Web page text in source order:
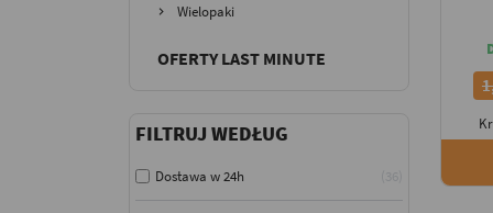
Wielopaki
OFERTY LAST MINUTE
FILTRUJ WEDŁUG
Dostawa w 24h